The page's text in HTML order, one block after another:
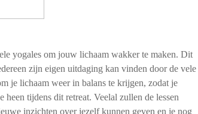
yogales om jouw lichaam wakker te maken. Dit
zijn eigen uitdaging kan vinden door de vele
je lichaam weer in balans te krijgen, zodat je
tijdens dit retreat. Veelal zullen de lessen
inzichten over jezelf kunnen geven en je nog